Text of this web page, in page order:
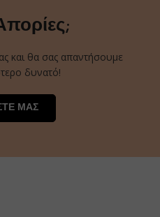
και θα σας απαντήσουμε
δυνατό!
ΜΑΣ